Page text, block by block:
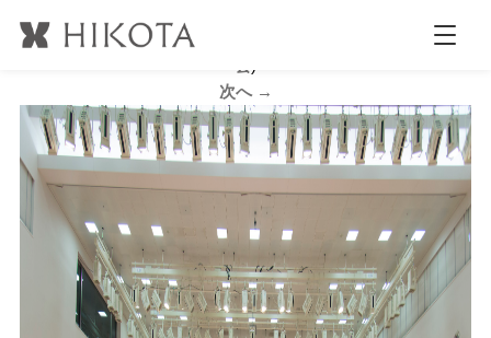
公開日時:
2017.7.5 2123 × 1413
TBCエリアサーキット北陸大
次へ →